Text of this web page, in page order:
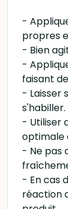
-
propres
- Bien
-
faisant
- Laisser
s'habiller.
- Utiliser
optimale
- Ne pas
- En cas
réaction